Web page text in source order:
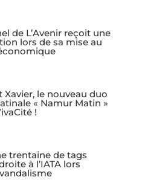
de L’Avenir reçoit une
lors de sa mise au
Xavier, le nouveau duo
« Namur Matin »
!
trentaine de tags
à l’IATA lors